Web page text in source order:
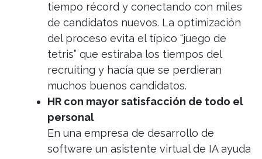
tiempo récord y conectando con miles
de candidatos nuevos. La optimización
del proceso evita el típico “juego de
tetris” que estiraba los tiempos del
recruiting y hacía que se perdieran
muchos buenos candidatos.
HR con mayor satisfacción de todo el
personal
En una empresa de desarrollo de
software un asistente virtual de IA ayuda